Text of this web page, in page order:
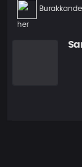
Neuer
her